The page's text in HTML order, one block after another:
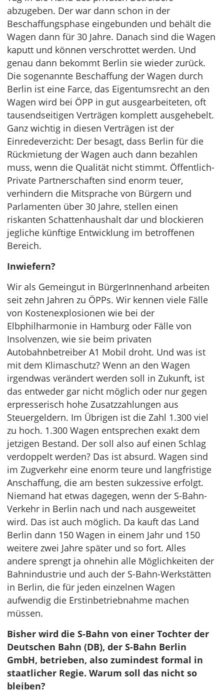
abzugeben. Der war dann schon in der
Beschaffungsphase eingebunden und behält die
Wagen dann für 30 Jahre. Danach sind die Wagen
kaputt und können verschrottet werden. Und
genau dann bekommt Berlin sie wieder zurück.
Die sogenannte Beschaffung der Wagen durch
Berlin ist eine Farce, das Eigentumsrecht an den
Wagen wird bei ÖPP in gut ausgearbeiteten, oft
tausendseitigen Verträgen komplett ausgehebelt.
Ganz wichtig in diesen Verträgen ist der
Einredeverzicht: Der besagt, dass Berlin für die
Rückmietung der Wagen auch dann bezahlen
muss, wenn die Qualität nicht stimmt. Öffentlich-
Private Partnerschaften sind enorm teuer,
verhindern die Mitsprache von Bürgern und
Parlamenten über 30 Jahre, stellen einen
riskanten Schattenhaushalt dar und blockieren
jegliche künftige Entwicklung im betroffenen
Bereich.
Inwiefern?
Wir als Gemeingut in BürgerInnenhand arbeiten
seit zehn Jahren zu ÖPPs. Wir kennen viele Fälle
von Kostenexplosionen wie bei der
Elbphilharmonie in Hamburg oder Fälle von
Insolvenzen, wie sie beim privaten
Autobahnbetreiber A1 Mobil droht. Und was ist
mit dem Klimaschutz? Wenn an den Wagen
irgendwas verändert werden soll in Zukunft, ist
das entweder gar nicht möglich oder nur gegen
erpresserisch hohe Zusatzzahlungen aus
Steuergeldern. Im Übrigen ist die Zahl 1.300 viel
zu hoch. 1.300 Wagen entsprechen exakt dem
jetzigen Bestand. Der soll also auf einen Schlag
verdoppelt werden? Das ist absurd. Wagen sind
im Zugverkehr eine enorm teure und langfristige
Anschaffung, die am besten sukzessive erfolgt.
Niemand hat etwas dagegen, wenn der S-Bahn-
Verkehr in Berlin nach und nach ausgeweitet
wird. Das ist auch möglich. Da kauft das Land
Berlin dann 150 Wagen in einem Jahr und 150
weitere zwei Jahre später und so fort. Alles
andere sprengt ja ohnehin alle Möglichkeiten der
Bahnindustrie und auch der S-Bahn-Werkstätten
in Berlin, die für jeden einzelnen Wagen
aufwendig die Erstinbetriebnahme machen
müssen.
Bisher wird die S-Bahn von einer Tochter der
Deutschen Bahn (DB), der S-Bahn Berlin
GmbH, betrieben, also zumindest formal in
staatlicher Regie. Warum soll das nicht so
bleiben?